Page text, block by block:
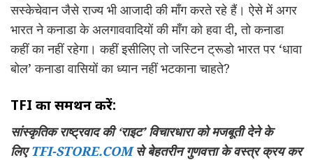
सस्केचेवान जैसे राज्य भी आजादी की माँग करते रहे हैं। ऐसे में अगर
भारत ने कनाडा के अलगाववादियों की माँग को हवा दी, तो कनाडा
कहीं का नहीं रहेगा। कहीं इसीलिए तो जस्टिन ट्रूडो भारत पर ‘धावा
बोल’ कनाडा वासियों का ध्यान नहीं भटकाना चाहते?
TFI का समर्थन करें:
सांस्कृतिक राष्ट्रवाद की ‘राइट’ विचारधारा को मजबूती देने के
लिएTFI-STORE.COMसे बेहतरीन गुणवत्ता के वस्त्र क्रय कर